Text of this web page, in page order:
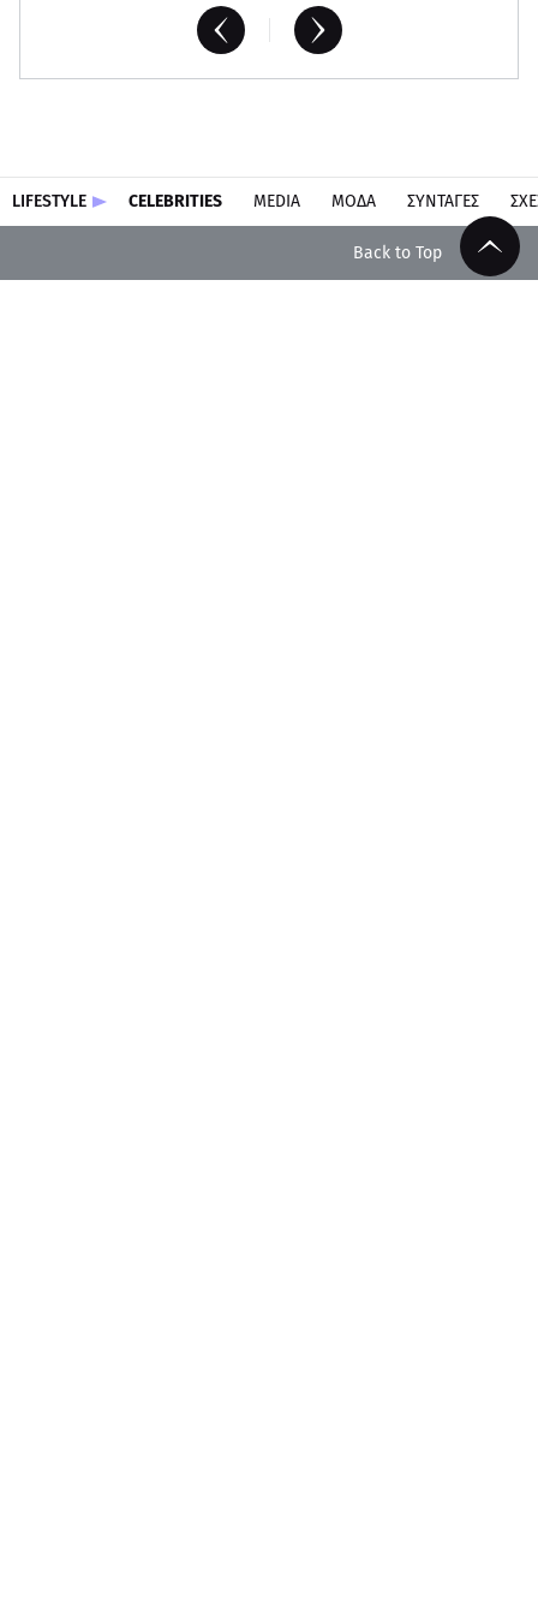
LIFESTYLE CELEBRITIES MEDIA ΜΟΔΑ ΣΥΝΤΑΓΕΣ
Back to Top